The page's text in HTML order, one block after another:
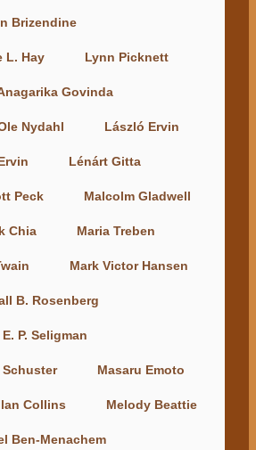
Brizendine
L. Hay Lynn Picknett
Govinda
Nydahl László Ervin
Lénárt Gitta
Peck Malcolm Gladwell
Chia Maria Treben
Mark Victor Hansen
B. Rosenberg
P. Seligman
Schuster Masaru Emoto
Collins Melody Beattie
Ben-Menachem